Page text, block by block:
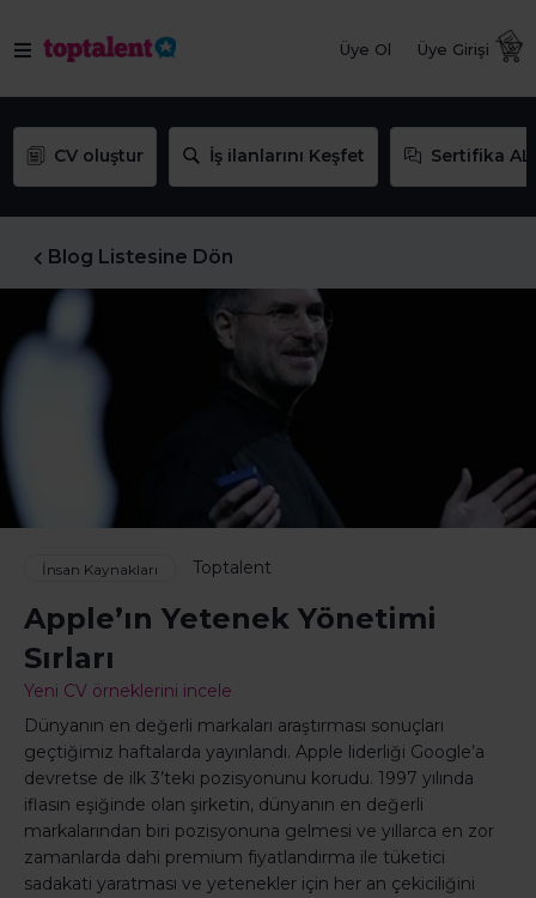
Üye Ol Üye Girişi
CV oluştur İş ilanlarını Keşfet Sertifika AL
Blog Listesine Dön
İnsan Kaynakları Toptalent
Apple’ın Yetenek Yönetimi
Sırları
Yeni CV örneklerini incele
Dünyanın en değerli markaları araştırması sonuçları
geçtiğimiz haftalarda yayınlandı. Apple liderliği Google’a
devretse de ilk 3’teki pozisyonunu korudu. 1997 yılında
iflasın eşiğinde olan şirketin, dünyanın en değerli
markalarından biri pozisyonuna gelmesi ve yıllarca en zor
zamanlarda dahi premium fiyatlandırma ile tüketici
sadakati yaratması ve yetenekler için her an çekiciliğini